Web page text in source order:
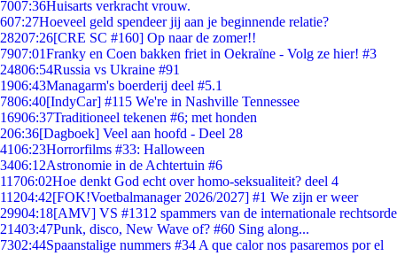
7007:36Huisarts verkracht vrouw.
607:27Hoeveel geld spendeer jij aan je beginnende relatie?
28207:26[CRE SC #160] Op naar de zomer!!
7907:01Franky en Coen bakken friet in Oekraïne - Volg ze hier! #3
24806:54Russia vs Ukraine #91
1906:43Managarm's boerderij deel #5.1
7806:40[IndyCar] #115 We're in Nashville Tennessee
16906:37Traditioneel tekenen #6; met honden
206:36[Dagboek] Veel aan hoofd - Deel 28
4106:23Horrorfilms #33: Halloween
3406:12Astronomie in de Achtertuin #6
11706:02Hoe denkt God echt over homo-seksualiteit? deel 4
11204:42[FOK!Voetbalmanager 2026/2027] #1 We zijn er weer
29904:18[AMV] VS #1312 spammers van de internationale rechtsorde
21403:47Punk, disco, New Wave of? #60 Sing along...
7302:44Spaanstalige nummers #34 A que calor nos pasaremos por el